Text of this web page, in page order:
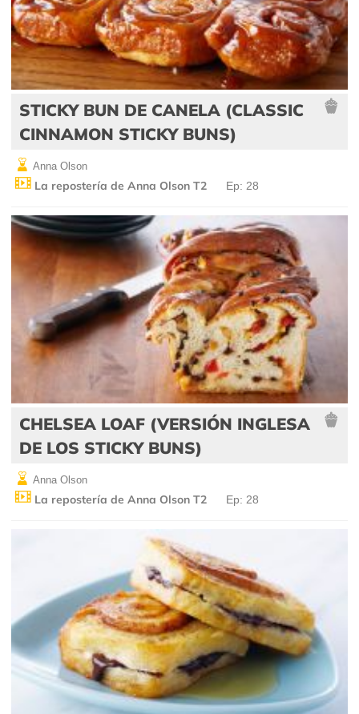
STICKY BUN DE CANELA (CLASSIC
CINNAMON STICKY BUNS)
Anna Olson
La repostería de Anna Olson T2 Ep: 28
CHELSEA LOAF (VERSIÓN INGLESA
DE LOS STICKY BUNS)
Anna Olson
La repostería de Anna Olson T2 Ep: 28